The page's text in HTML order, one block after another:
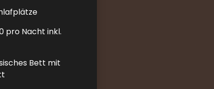
pro Nacht inkl.
Bett mit